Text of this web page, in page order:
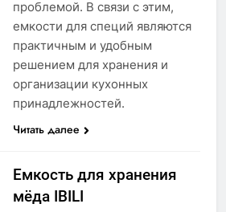
проблемой. В связи с этим,
емкости для специй являются
практичным и удобным
решением для хранения и
организации кухонных
принадлежностей.
Читать далее
Емкость для хранения
мёда IBILI